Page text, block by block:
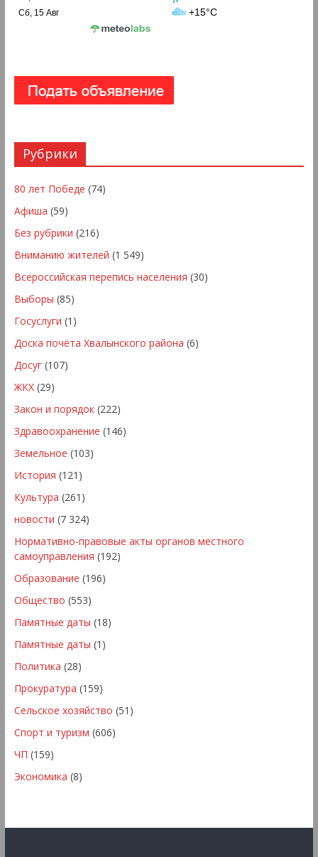
Сб, 15 Авг +15°C
Рубрики
80 лет Победе (74)
Афиша (59)
Без рубрики (216)
Вниманию жителей (1 549)
Всероссийская перепись населения (30)
Выборы (85)
Госуслуги (1)
Доска почёта Хвалынского района (6)
Досуг(107)
ЖКХ(29)
Закон и порядок(222)
Здравоохранение (146)
Земельное (103)
История (121)
Культура (261)
новости (7 324)
Нормативно-правовые акты органов местного
самоуправления (192)
Образование (196)
Общество (553)
Памятные даты (18)
Памятные даты (1)
Политика (28)
Прокуратура (159)
Сельское хозяйство (51)
Спорт и туризм (606)
ЧП (159)
Экономика (8)